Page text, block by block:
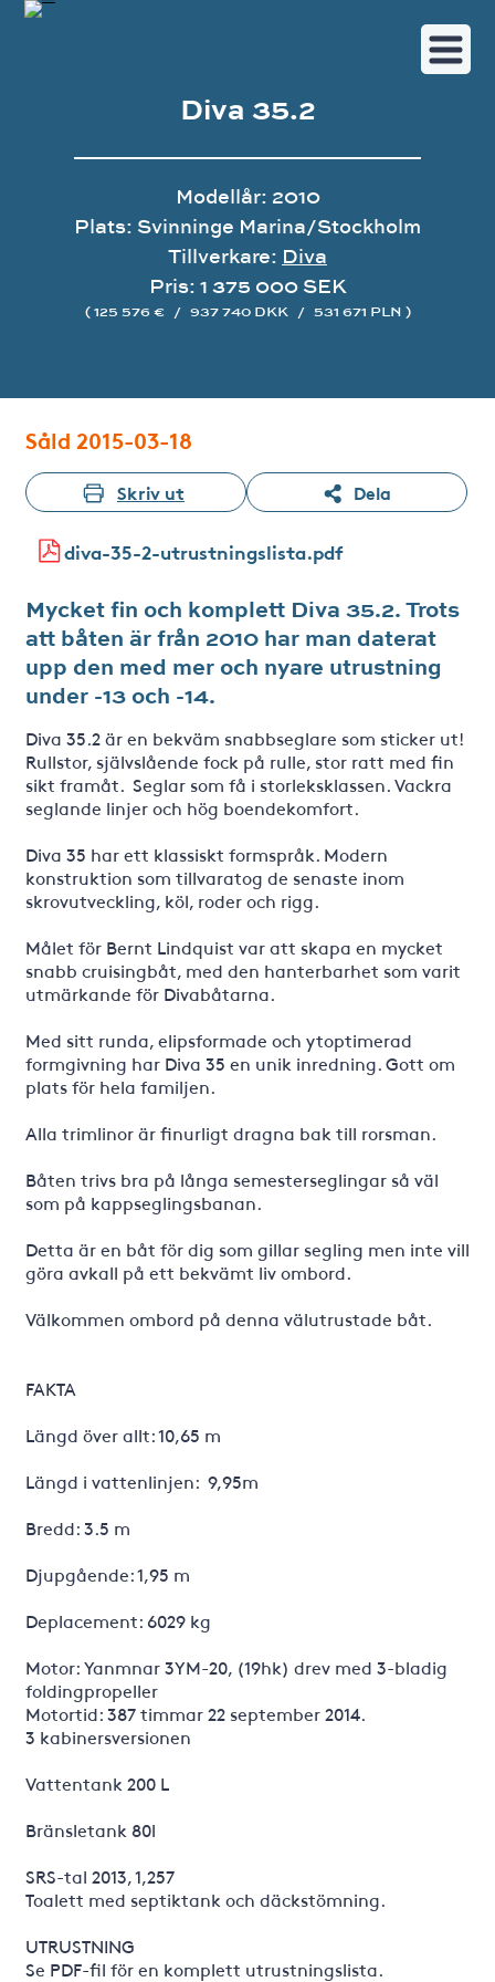
Diva 35.2
Modellår: 2010
Plats: Svinninge Marina/Stockholm
Tillverkare: Diva
Pris: 1 375 000 SEK
( 125 576 € / 937 740 DKK / 531 671 PLN )
Såld 2015-03-18
Skriv ut Dela
diva-35-2-utrustningslista.pdf
Mycket fin och komplett Diva 35.2. Trots
att båten är från 2010 har man daterat
upp den med mer och nyare utrustning
under -13 och -14.
Diva 35.2 är en bekväm snabbseglare som sticker ut!
Rullstor, självslående fock på rulle, stor ratt med fin
sikt framåt. Seglar som få i storleksklassen. Vackra
seglande linjer och hög boendekomfort.
Diva 35 har ett klassiskt formspråk. Modern
konstruktion som tillvaratog de senaste inom
skrovutveckling, köl, roder och rigg.
Målet för Bernt Lindquist var att skapa en mycket
snabb cruisingbåt, med den hanterbarhet som varit
utmärkande för Divabåtarna.
Med sitt runda, elipsformade och ytoptimerad
formgivning har Diva 35 en unik inredning. Gott om
plats för hela familjen.
Alla trimlinor är finurligt dragna bak till rorsman.
Båten trivs bra på långa semesterseglingar så väl
som på kappseglingsbanan.
Detta är en båt för dig som gillar segling men inte vill
göra avkall på ett bekvämt liv ombord.
Välkommen ombord på denna välutrustade båt.
FAKTA
Längd över allt: 10,65 m
Längd i vattenlinjen: 9,95m
Bredd: 3.5 m
Djupgående: 1,95 m
Deplacement: 6029 kg
Motor: Yanmnar 3YM-20, (19hk) drev med 3-bladig
foldingpropeller
Motortid: 387 timmar 22 september 2014.
3 kabinersversionen
Vattentank 200 L
Bränsletank 80l
SRS-tal 2013, 1,257
Toalett med septiktank och däckstömning.
UTRUSTNING
Se PDF-fil för en komplett utrustningslista.